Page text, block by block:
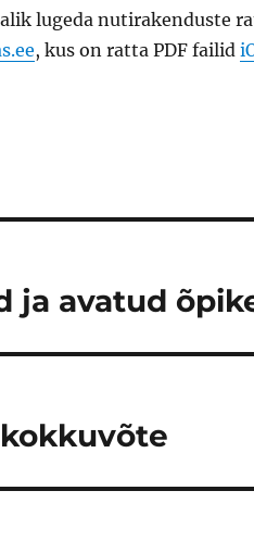
lugeda nutirakenduste
, kus on ratta PDF failid
ja avatud